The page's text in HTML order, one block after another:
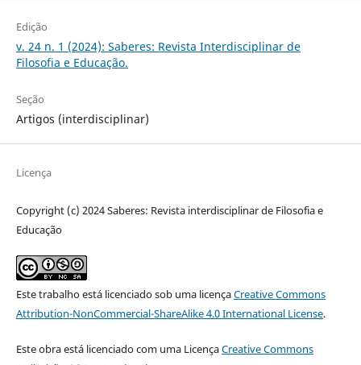
Edição
v. 24 n. 1 (2024): Saberes: Revista Interdisciplinar de
Filosofia e Educação.
Seção
Artigos (interdisciplinar)
Licença
Copyright (c) 2024 Saberes: Revista interdisciplinar de Filosofia e
Educação
Este trabalho está licenciado sob uma licençaCreative Commons
Attribution-NonCommercial-ShareAlike 4.0 International License.
Este obra está licenciado com uma LicençaCreative Commons